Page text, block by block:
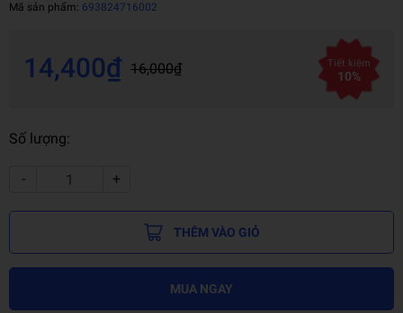
Mã sản phẩm: 693824716002
14,400₫ 16,000₫ Tiết kiệm
10%
Số lượng:
- +
THÊM VÀO GIỎ
MUA NGAY